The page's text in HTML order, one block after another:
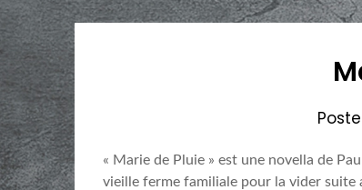
« Marie de Pluie » est une novella de
vieille ferme familiale pour la vider suite